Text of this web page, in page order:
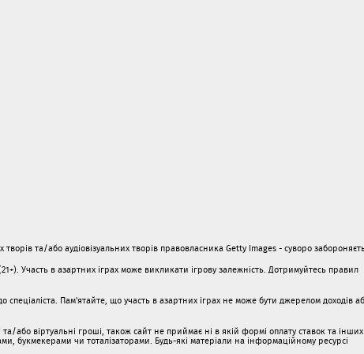
та/або аудіовізуальних творів правовласника Getty Images - суворо
Участь в азартних іграх може викликати ігрову залежність. Дотримуйтесь правил
Пам'ятайте, що участь в азартних іграх не може бути джерелом доходів
або віртуальні гроші, також сайт не приймає ні в якій формі оплату ставок та інших
букмекерами чи тоталізаторами. Будь-які матеріали на інформаційному ресурсі